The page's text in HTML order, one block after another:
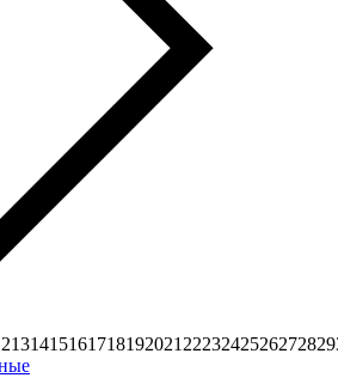
131415161718192021 2223242526272829